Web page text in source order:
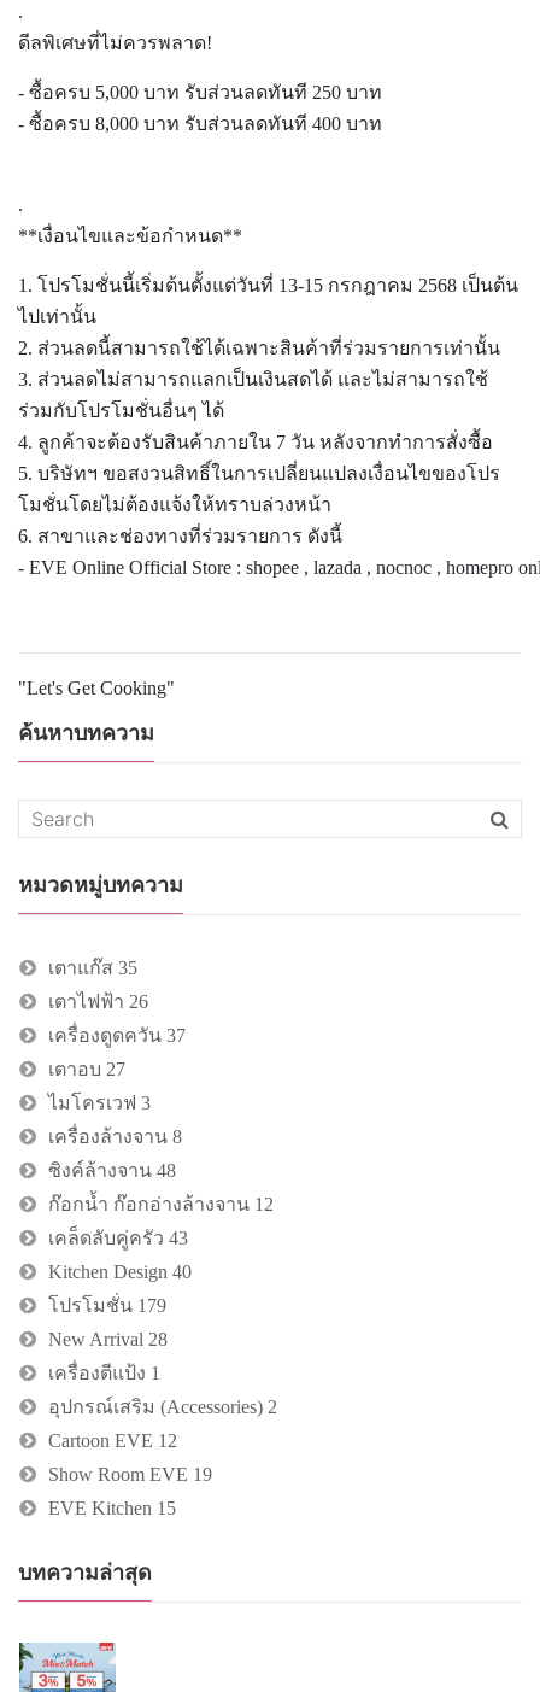
.
ดีลพิเศษที่ไม่ควรพลาด!
- ซื้อครบ 5,000 บาท รับส่วนลดทันที 250 บาท
- ซื้อครบ 8,000 บาท รับส่วนลดทันที 400 บาท
.
**เงื่อนไขและข้อกำหนด**
1. โปรโมชั่นนี้เริ่มต้นตั้งแต่วันที่ 13-15 กรกฎาคม 2568 เป็นต้น
ไปเท่านั้น
2. ส่วนลดนี้สามารถใช้ได้เฉพาะสินค้าที่ร่วมรายการเท่านั้น
3. ส่วนลดไม่สามารถแลกเป็นเงินสดได้ และไม่สามารถใช้
ร่วมกับโปรโมชั่นอื่นๆ ได้
4. ลูกค้าจะต้องรับสินค้าภายใน 7 วัน หลังจากทำการสั่งซื้อ
5. บริษัทฯ ขอสงวนสิทธิ์ในการเปลี่ยนแปลงเงื่อนไขของโปร
โมชั่นโดยไม่ต้องแจ้งให้ทราบล่วงหน้า
6. สาขาและช่องทางที่ร่วมรายการ ดังนี้
- EVE Online Official Store : shopee , lazada , nocnoc , homepro
"Let's Get Cooking"
ค้นหาบทความ
หมวดหมู่บทความ
เตาแก๊ส 35
เตาไฟฟ้า 26
เครื่องดูดควัน 37
เตาอบ 27
ไมโครเวฟ 3
เครื่องล้างจาน 8
ซิงค์ล้างจาน 48
ก๊อกน้ำ ก๊อกอ่างล้างจาน 12
เคล็ดลับคู่ครัว 43
Kitchen Design 40
โปรโมชั่น 179
New Arrival 28
เครื่องตีแป้ง 1
อุปกรณ์เสริม (Accessories) 2
Cartoon EVE 12
Show Room EVE 19
EVE Kitchen 15
บทความล่าสุด